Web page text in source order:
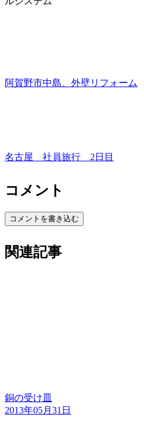
阿賀野市中島、外壁リフォーム
名古屋 社員旅行 2日目
コメント
コメントを書き込む
関連記事
銅の受け皿
2013年05月31日